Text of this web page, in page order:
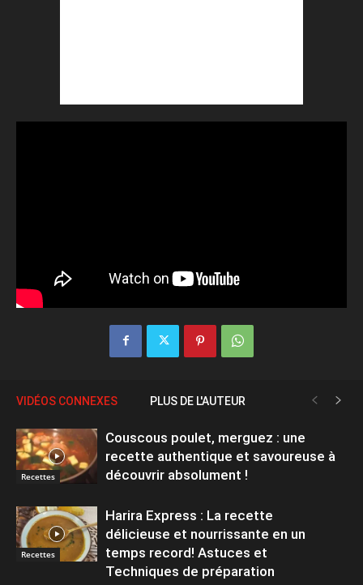
VIDÉOS CONNEXES PLUS DE L'AUTEUR
Recettes
Couscous poulet, merguez : une
recette authentique et savoureuse à
découvrir absolument !
Recettes
Harira Express : La recette
délicieuse et nourrissante en un
temps record! Astuces et
Techniques de préparation